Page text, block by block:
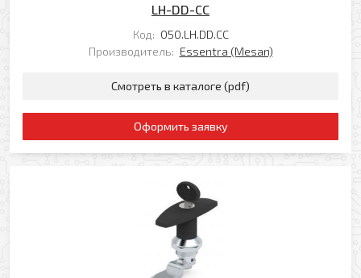
LH-DD-CC
Код: 050.LH.DD.CC
Производитель: Essentra (Mesan)
Смотреть в каталоге (pdf)
Оформить заявку